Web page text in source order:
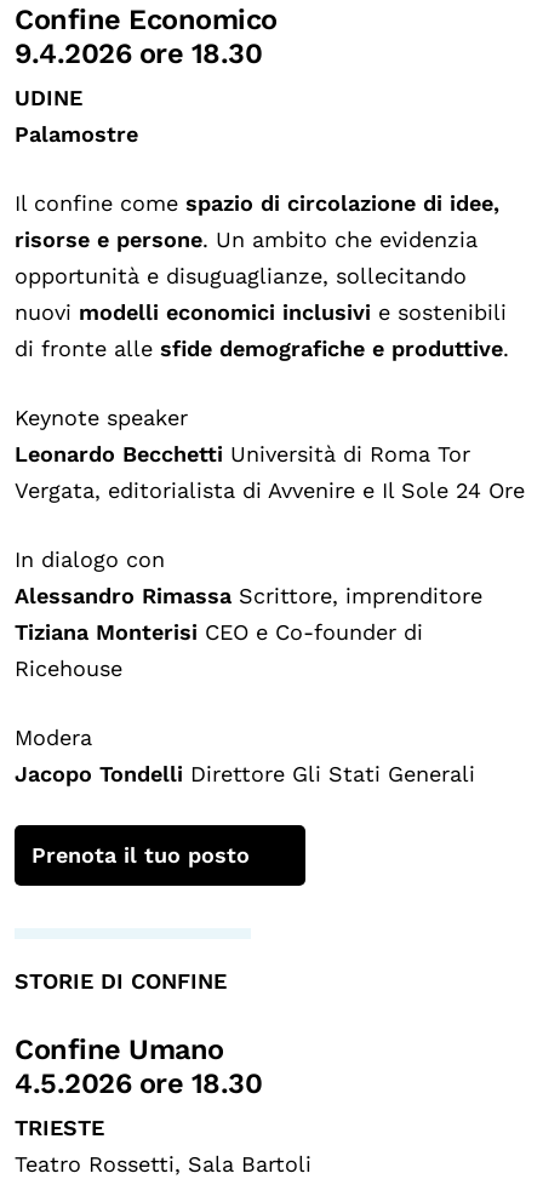
Confine Economico
9.4.2026 ore 18.30
UDINE
Palamostre
Il confine come spazio di circolazione di idee,
risorse e persone. Un ambito che evidenzia
opportunità e disuguaglianze, sollecitando
nuovi modelli economici inclusivi e sostenibili
di fronte alle sfide demografiche e produttive.
Keynote speaker
Leonardo Becchetti Università di Roma Tor
Vergata, editorialista di Avvenire e Il Sole 24 Ore
In dialogo con
Alessandro Rimassa Scrittore, imprenditore
Tiziana Monterisi CEO e Co-founder di
Ricehouse
Modera
Jacopo Tondelli Direttore Gli Stati Generali
Prenota il tuo posto
STORIE DI CONFINE
Confine Umano
4.5.2026 ore 18.30
TRIESTE
Teatro Rossetti, Sala Bartoli